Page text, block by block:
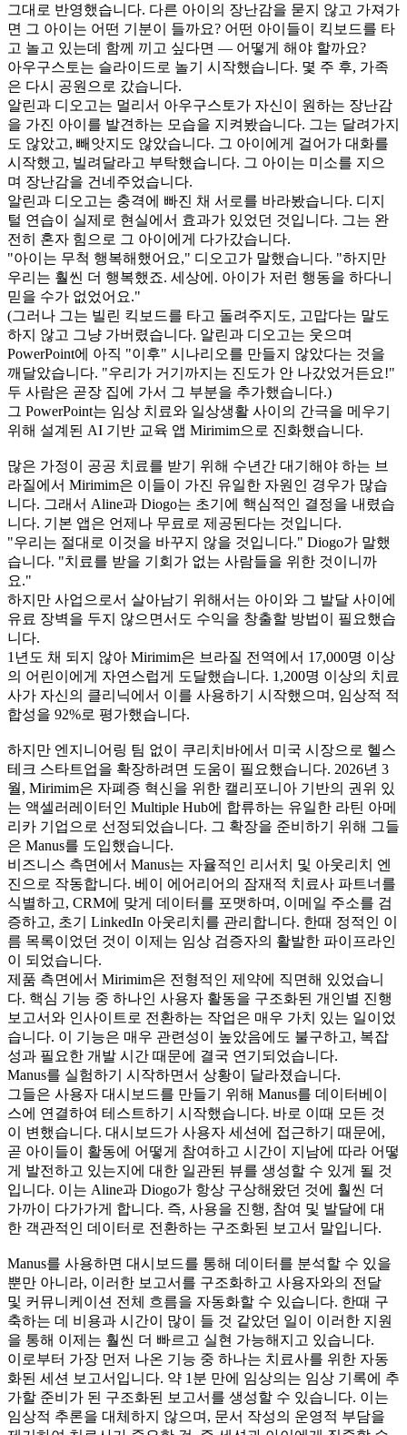
그대로 반영했습니다. 다른 아이의 장난감을 묻지 않고 가져가
면 그 아이는 어떤 기분이 들까요? 어떤 아이들이 킥보드를 타
고 놀고 있는데 함께 끼고 싶다면 — 어떻게 해야 할까요?
아우구스토는 슬라이드로 놀기 시작했습니다. 몇 주 후, 가족
은 다시 공원으로 갔습니다.
알린과 디오고는 멀리서 아우구스토가 자신이 원하는 장난감
을 가진 아이를 발견하는 모습을 지켜봤습니다. 그는 달려가지
도 않았고, 빼앗지도 않았습니다. 그 아이에게 걸어가 대화를
시작했고, 빌려달라고 부탁했습니다. 그 아이는 미소를 지으
며 장난감을 건네주었습니다.
알린과 디오고는 충격에 빠진 채 서로를 바라봤습니다. 디지
털 연습이 실제로 현실에서 효과가 있었던 것입니다. 그는 완
전히 혼자 힘으로 그 아이에게 다가갔습니다.
"아이는 무척 행복해했어요," 디오고가 말했습니다. "하지만
우리는 훨씬 더 행복했죠. 세상에. 아이가 저런 행동을 하다니
믿을 수가 없었어요."
(그러나 그는 빌린 킥보드를 타고 돌려주지도, 고맙다는 말도
하지 않고 그냥 가버렸습니다. 알린과 디오고는 웃으며
PowerPoint에 아직 "이후" 시나리오를 만들지 않았다는 것을
깨달았습니다. "우리가 거기까지는 진도가 안 나갔었거든요!"
두 사람은 곧장 집에 가서 그 부분을 추가했습니다.)
그 PowerPoint는 임상 치료와 일상생활 사이의 간극을 메우기
위해 설계된 AI 기반 교육 앱 Mirimim으로 진화했습니다.
많은 가정이 공공 치료를 받기 위해 수년간 대기해야 하는 브
라질에서 Mirimim은 이들이 가진 유일한 자원인 경우가 많습
니다. 그래서 Aline과 Diogo는 초기에 핵심적인 결정을 내렸습
니다. 기본 앱은 언제나 무료로 제공된다는 것입니다.
"우리는 절대로 이것을 바꾸지 않을 것입니다." Diogo가 말했
습니다. "치료를 받을 기회가 없는 사람들을 위한 것이니까
요."
하지만 사업으로서 살아남기 위해서는 아이와 그 발달 사이에
유료 장벽을 두지 않으면서도 수익을 창출할 방법이 필요했습
니다.
1년도 채 되지 않아 Mirimim은 브라질 전역에서 17,000명 이상
의 어린이에게 자연스럽게 도달했습니다. 1,200명 이상의 치료
사가 자신의 클리닉에서 이를 사용하기 시작했으며, 임상적 적
합성을 92%로 평가했습니다.
하지만 엔지니어링 팀 없이 쿠리치바에서 미국 시장으로 헬스
테크 스타트업을 확장하려면 도움이 필요했습니다. 2026년 3
월, Mirimim은 자폐증 혁신을 위한 캘리포니아 기반의 권위 있
는 액셀러레이터인 Multiple Hub에 합류하는 유일한 라틴 아메
리카 기업으로 선정되었습니다. 그 확장을 준비하기 위해 그들
은 Manus를 도입했습니다.
비즈니스 측면에서 Manus는 자율적인 리서치 및 아웃리치 엔
진으로 작동합니다. 베이 에어리어의 잠재적 치료사 파트너를
식별하고, CRM에 맞게 데이터를 포맷하며, 이메일 주소를 검
증하고, 초기 LinkedIn 아웃리치를 관리합니다. 한때 정적인 이
름 목록이었던 것이 이제는 임상 검증자의 활발한 파이프라인
이 되었습니다.
제품 측면에서 Mirimim은 전형적인 제약에 직면해 있었습니
다. 핵심 기능 중 하나인 사용자 활동을 구조화된 개인별 진행
보고서와 인사이트로 전환하는 작업은 매우 가치 있는 일이었
습니다. 이 기능은 매우 관련성이 높았음에도 불구하고, 복잡
성과 필요한 개발 시간 때문에 결국 연기되었습니다.
Manus를 실험하기 시작하면서 상황이 달라졌습니다.
그들은 사용자 대시보드를 만들기 위해 Manus를 데이터베이
스에 연결하여 테스트하기 시작했습니다. 바로 이때 모든 것
이 변했습니다. 대시보드가 사용자 세션에 접근하기 때문에,
곧 아이들이 활동에 어떻게 참여하고 시간이 지남에 따라 어떻
게 발전하고 있는지에 대한 일관된 뷰를 생성할 수 있게 될 것
입니다. 이는 Aline과 Diogo가 항상 구상해왔던 것에 훨씬 더
가까이 다가가게 합니다. 즉, 사용을 진행, 참여 및 발달에 대
한 객관적인 데이터로 전환하는 구조화된 보고서 말입니다.
Manus를 사용하면 대시보드를 통해 데이터를 분석할 수 있을
뿐만 아니라, 이러한 보고서를 구조화하고 사용자와의 전달
및 커뮤니케이션 전체 흐름을 자동화할 수 있습니다. 한때 구
축하는 데 비용과 시간이 많이 들 것 같았던 일이 이러한 지원
을 통해 이제는 훨씬 더 빠르고 실현 가능해지고 있습니다.
이로부터 가장 먼저 나온 기능 중 하나는 치료사를 위한 자동
화된 세션 보고서입니다. 약 1분 만에 임상의는 임상 기록에 추
가할 준비가 된 구조화된 보고서를 생성할 수 있습니다. 이는
임상적 추론을 대체하지 않으며, 문서 작성의 운영적 부담을